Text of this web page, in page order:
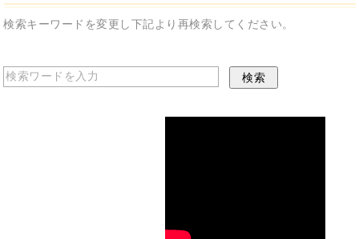
検索キーワードを変更し下記より再検索してください。